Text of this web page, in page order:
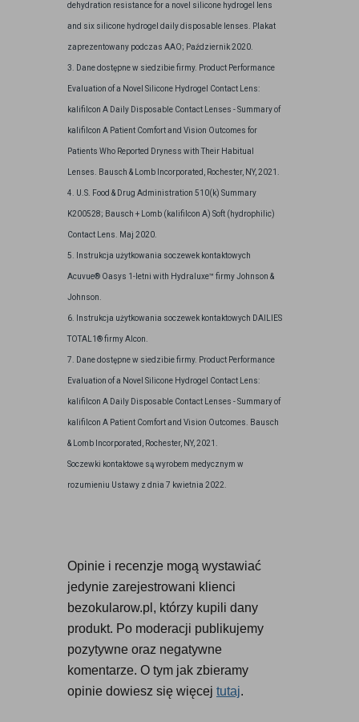
dehydration resistance for a novel silicone hydrogel lens
and six silicone hydrogel daily disposable lenses. Plakat
zaprezentowany podczas AAO; Październik 2020.
3. Dane dostępne w siedzibie firmy. Product Performance
Evaluation of a Novel Silicone Hydrogel Contact Lens:
kalifilcon A Daily Disposable Contact Lenses - Summary of
kalifilcon A Patient Comfort and Vision Outcomes for
Patients Who Reported Dryness with Their Habitual
Lenses. Bausch & Lomb Incorporated, Rochester, NY, 2021.
4. U.S. Food & Drug Administration 510(k) Summary
K200528; Bausch + Lomb (kalifilcon A) Soft (hydrophilic)
Contact Lens. Maj 2020.
5. Instrukcja użytkowania soczewek kontaktowych
Acuvue® Oasys 1-letni with Hydraluxe™ firmy Johnson &
Johnson.
6. Instrukcja użytkowania soczewek kontaktowych DAILIES
TOTAL1® firmy Alcon.
7. Dane dostępne w siedzibie firmy. Product Performance
Evaluation of a Novel Silicone Hydrogel Contact Lens:
kalifilcon A Daily Disposable Contact Lenses - Summary of
kalifilcon A Patient Comfort and Vision Outcomes. Bausch
& Lomb Incorporated, Rochester, NY, 2021.
Soczewki kontaktowe są wyrobem medycznym w
rozumieniu Ustawy z dnia 7 kwietnia 2022.
Opinie i recenzje mogą wystawiać
jedynie zarejestrowani klienci
bezokularow.pl, którzy kupili dany
produkt. Po moderacji publikujemy
pozytywne oraz negatywne
komentarze. O tym jak zbieramy
opinie dowiesz się więcej tutaj.